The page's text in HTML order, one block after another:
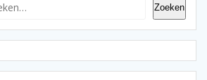
Zoeken